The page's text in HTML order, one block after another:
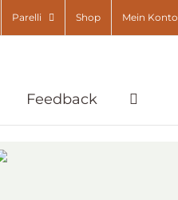
Parelli Shop Mein Konto
Feedback